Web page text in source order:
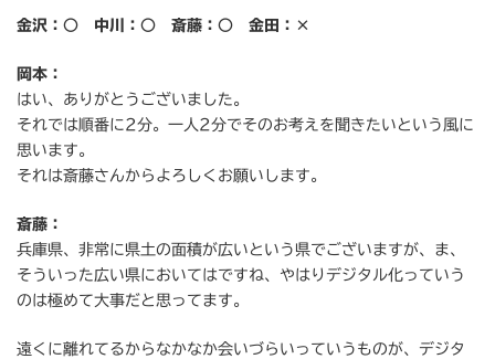
金沢：○ 中川：○ 斎藤：○ 金田：×
岡本：
はい、ありがとうございました。
それでは順番に2分。一人2分でそのお考えを聞きたいという風に
思います。
それは斎藤さんからよろしくお願いします。
斎藤：
兵庫県、非常に県土の面積が広いという県でございますが、ま、
そういった広い県においてはですね、やはりデジタル化っていう
のは極めて大事だと思ってます。
遠くに離れてるからなかなか会いづらいっていうものが、デジタ